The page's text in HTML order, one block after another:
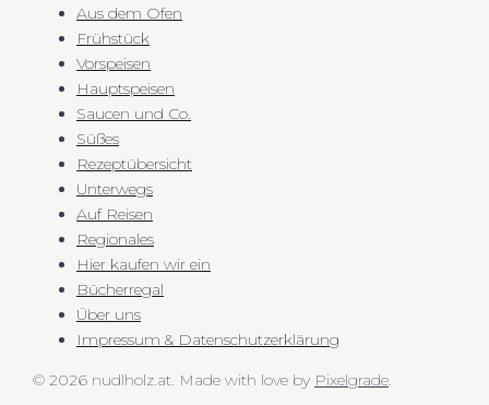
Aus dem Ofen
Frühstück
Vorspeisen
Hauptspeisen
Saucen und Co.
Süßes
Rezeptübersicht
Unterwegs
Auf Reisen
Regionales
Hier kaufen wir ein
Bücherregal
Über uns
Impressum & Datenschutzerklärung
© 2026 nudlholz.at. Made with love by Pixelgrade.